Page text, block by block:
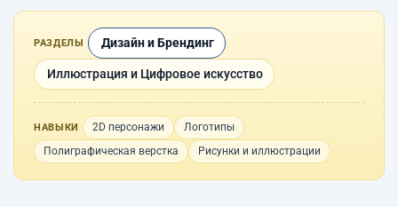
РАЗДЕЛЫ Дизайн и Брендинг
Иллюстрация и Цифровое искусство
НАВЫКИ 2D персонажи
Логотипы
Полиграфическая верстка
Рисунки и иллюстрации